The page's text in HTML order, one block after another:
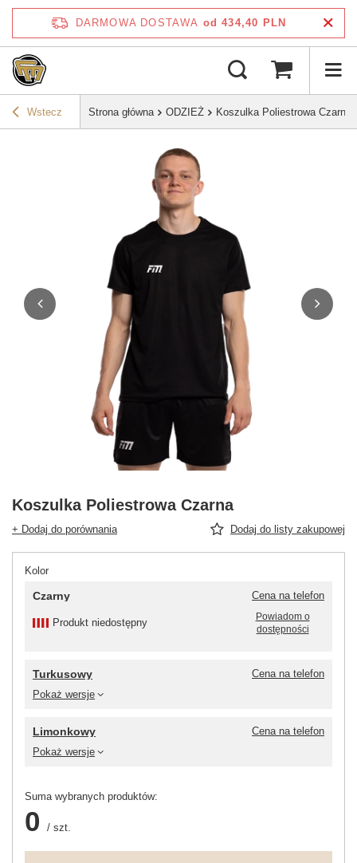
DARMOWA DOSTAWA od 434,40 PLN
Wstecz Strona główna ODZIEŻ Koszulka Poliestrowa Czarna
Koszulka Poliestrowa Czarna
+ Dodaj do porównania Dodaj do listy zakupowej
Kolor
Pokaż wersje
Turkusowy Cena na telefon
Pokaż wersje
Limonkowy Cena na telefon
Czarny Cena na telefon
Produkt niedostępny
Powiadom o
dostępności
Suma wybranych produktów:
0 / szt.